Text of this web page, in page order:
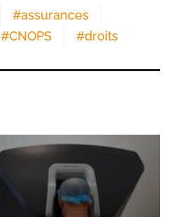
#assurances
#CNOPS #droits